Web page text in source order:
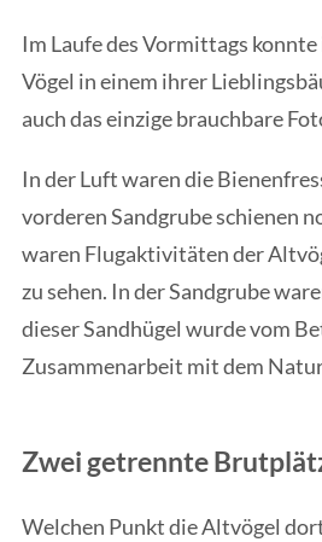
Im Laufe des Vormittags
Vögel in einem ihrer
auch das einzige brauchbare
In der Luft waren die
vorderen Sandgrube schienen
waren Flugaktivitäten der
zu sehen. In der Sandgrube
dieser Sandhügel wurde vom
Zusammenarbeit mit dem
Zwei getrennte
Welchen Punkt die Altvögel